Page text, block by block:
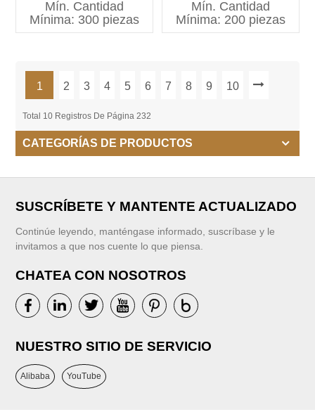
de la camiseta del teñido
anudado del verano
Mín. Cantidad
Mínima: 300 piezas
cambray de manga corta
con cuello, camisa para
Mín. Cantidad
Mínima: 200 piezas
1 2 3 4 5 6 7 8 9 10
Total 10 Registros De Página 232
CATEGORÍAS DE PRODUCTOS
SUSCRÍBETE Y MANTENTE ACTUALIZADO
Continúe leyendo, manténgase informado, suscríbase y le
invitamos a que nos cuente lo que piensa.
CHATEA CON NOSOTROS
NUESTRO SITIO DE SERVICIO
Alibaba YouTube